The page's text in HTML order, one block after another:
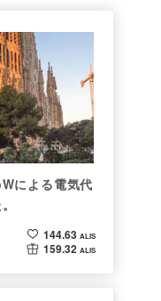
による電気代
144.63 ALIS
159.32 ALIS